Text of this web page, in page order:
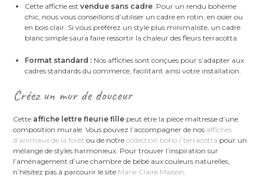
Cette affiche estvendue sans cadre. Pour un rendu bohème
chic, nous vous conseillons d’utiliser un cadre en rotin, en osier ou
en bois clair. Si vous préférez un style plus minimaliste, un cadre
blanc simple saura faire ressortir la chaleur des fleurs terracotta.
Format standard : Nos affiches sont conçues pour s’adapter aux
cadres standards du commerce, facilitant ainsi votre installation.
Créez un mur de douceur
Cette affiche lettre fleurie fille peut être la pièce maîtresse d’une
composition murale. Vous pouvez l’accompagner de nos affiches
d’animaux de la forêt ou de notrecollection boho / terracotta pour un
mélange de styles harmonieux. Pour trouver l’inspiration sur
l’aménagement d’une chambre de bébé aux couleurs naturelles,
n’hésitez pas à parcourir le site Marie Claire Maison.